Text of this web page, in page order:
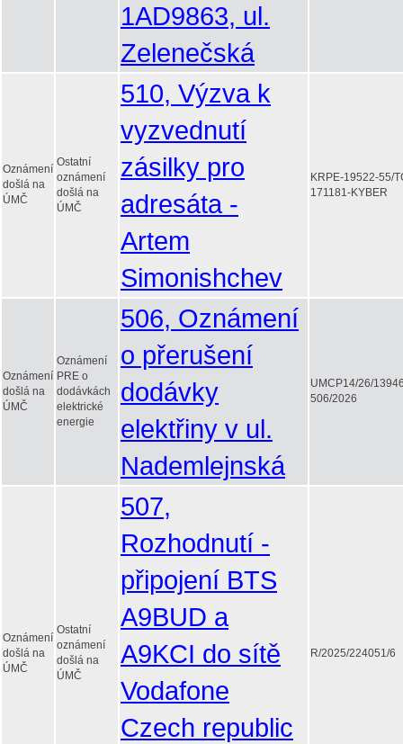
1AD9863, ul.
Zelenečská
Oznámení
došlá na
ÚMČ
Ostatní
oznámení
došlá na
ÚMČ
510, Výzva k
vyzvednutí
zásilky pro
adresáta -
Artem
Simonishchev
KRPE-19522-55/
171181-KYBER
Oznámení
došlá na
ÚMČ
Oznámení
PRE o
dodávkách
elektrické
energie
506, Oznámení
o přerušení
dodávky
elektřiny v ul.
Nademlejnská
UMCP14/26/
506/2026
Oznámení
došlá na
ÚMČ
Ostatní
oznámení
došlá na
ÚMČ
507,
Rozhodnutí -
připojení BTS
A9BUD a
A9KCI do sítě
Vodafone
Czech republic
R/2025/224051/6